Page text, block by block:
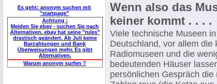
Es geht: anonym suchen mit
"startpage"
Achtung :
Meiden Sie ebay - suchen Sie nach
Alternativen. ebay hat seine "rules"
drastisch geändert. Ab Juli keine
Barzahlungen und Bank
Überweisungen mehr. Es gibt
Alternativen.
Warum anonym surfen ?
Wenn also das
keiner kommt . . . .
Viele technische Museen in
Deutschland, vor allem die
Radiomuseen und die
bedeutenden Häuser
persönlichen Gespräch die